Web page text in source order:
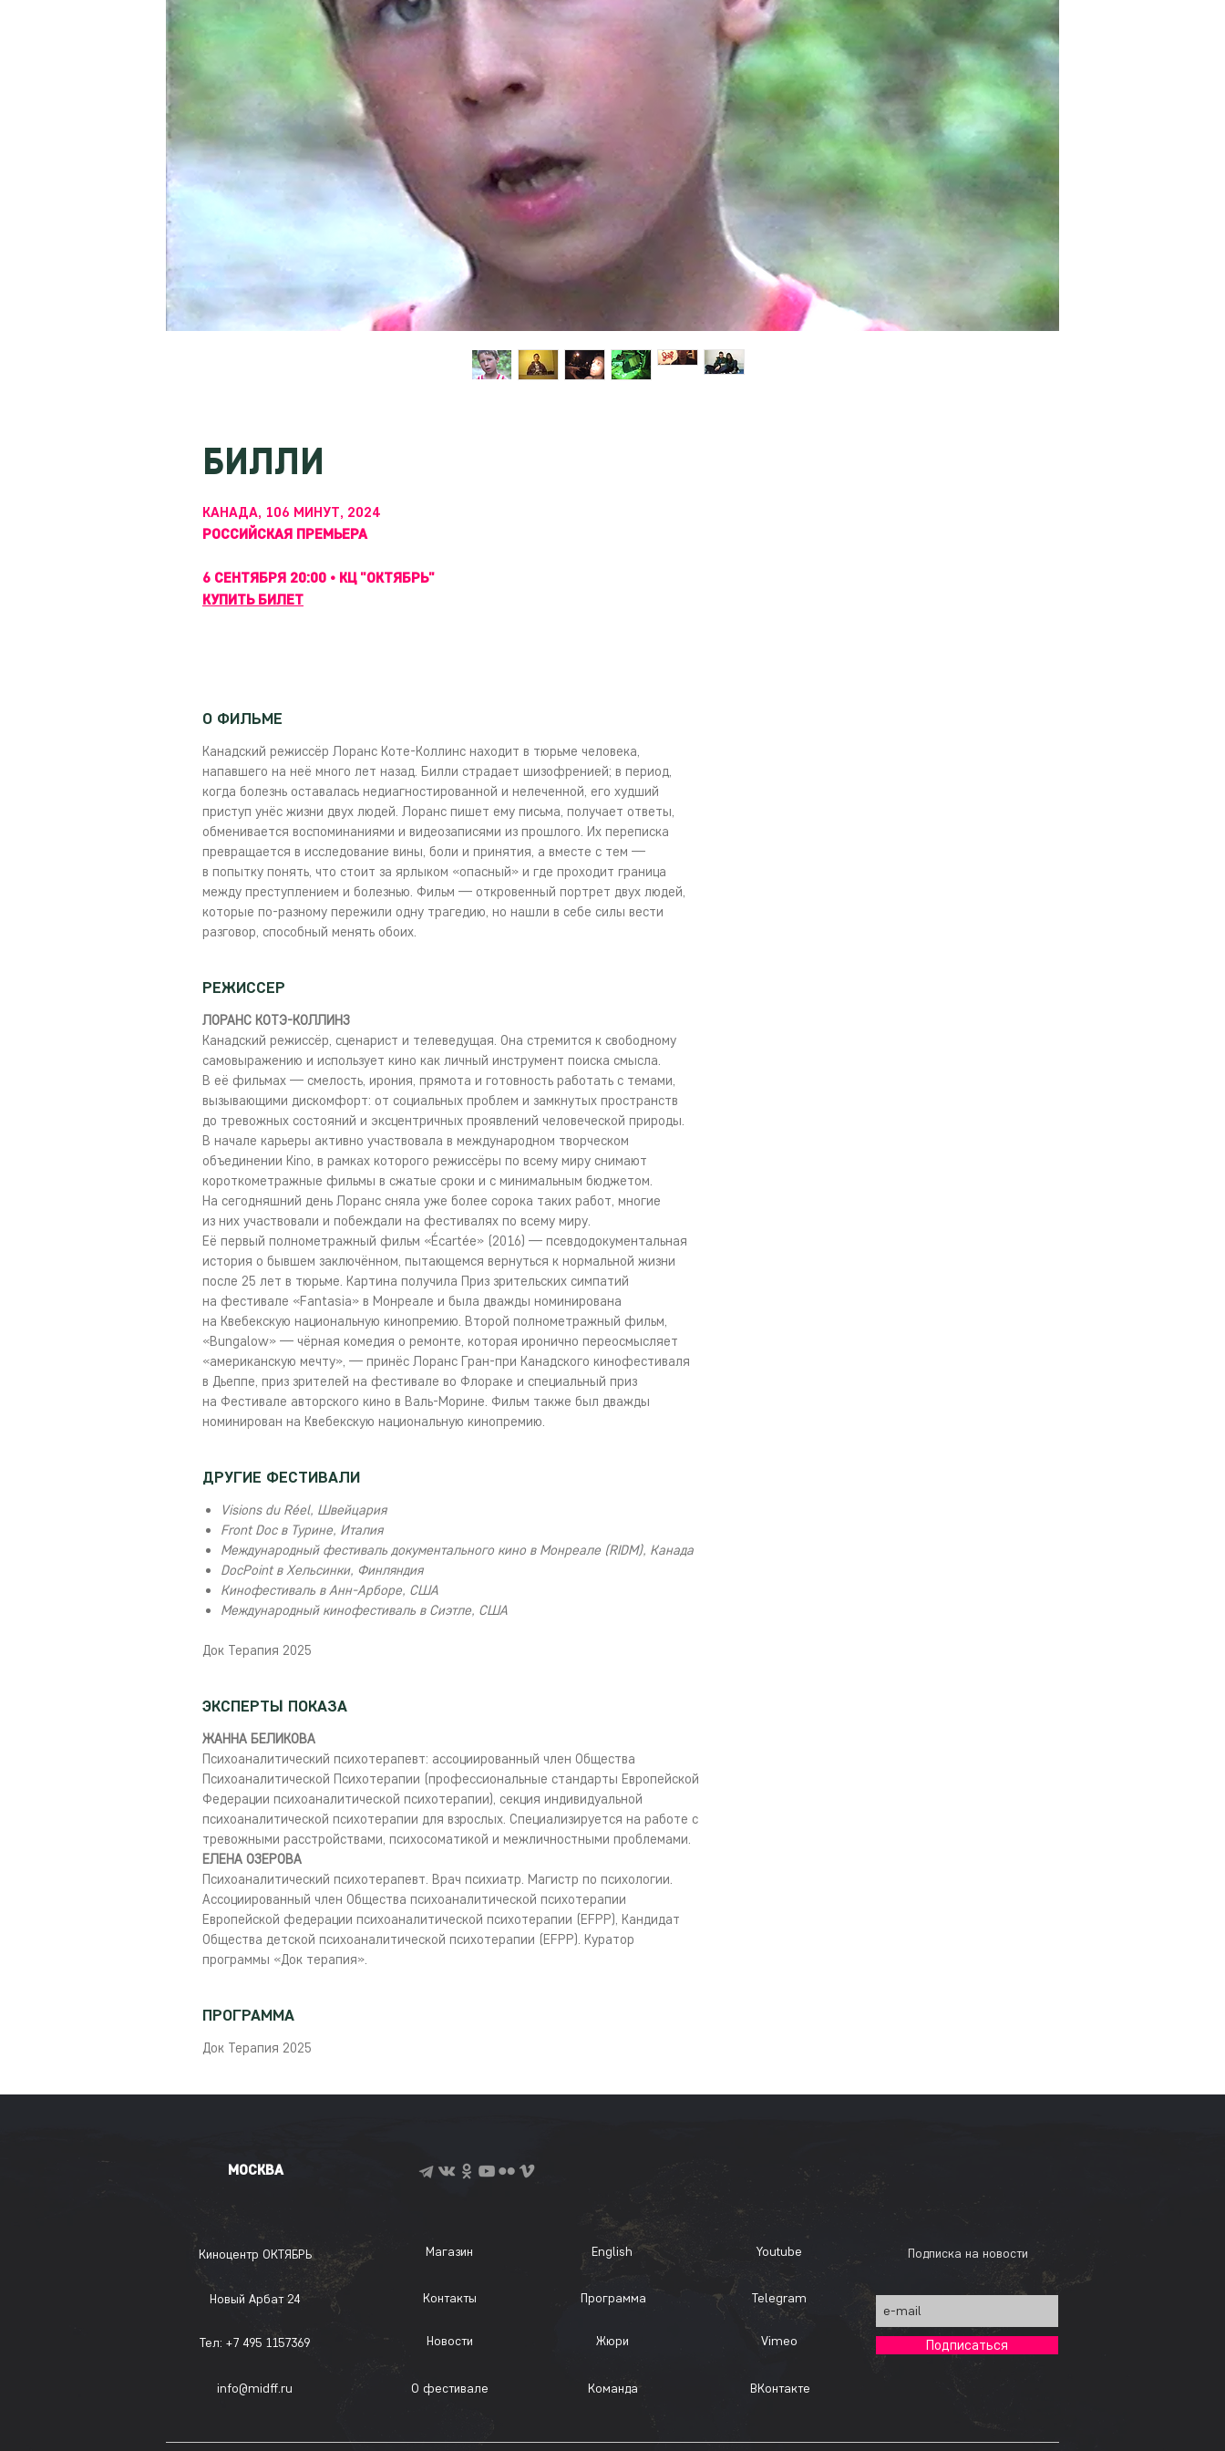
БИЛЛИ
КАНАДА, 106 МИНУТ, 2024
РОССИЙСКАЯ ПРЕМЬЕРА
6 СЕНТЯБРЯ 20:00 • КЦ "ОКТЯБРЬ"
КУПИТЬ БИЛЕТ
О ФИЛЬМЕ
Канадский режиссёр Лоранс Коте-Коллинс находит в тюрьме человека,
напавшего на неё много лет назад. Билли страдает шизофренией; в период,
когда болезнь оставалась недиагностированной и нелеченной, его худший
приступ унёс жизни двух людей. Лоранс пишет ему письма, получает ответы,
обменивается воспоминаниями и видеозаписями из прошлого. Их переписка
превращается в исследование вины, боли и принятия, а вместе с тем —
в попытку понять, что стоит за ярлыком «опасный» и где проходит граница
между преступлением и болезнью. Фильм — откровенный портрет двух людей,
которые по-разному пережили одну трагедию, но нашли в себе силы вести
разговор, способный менять обоих.
РЕЖИССЕР
ЛОРАНС КОТЭ-КОЛЛИНЗ
Канадский режиссёр, сценарист и телеведущая. Она стремится к свободному
самовыражению и использует кино как личный инструмент поиска смысла.
В её фильмах — смелость, ирония, прямота и готовность работать с темами,
вызывающими дискомфорт: от социальных проблем и замкнутых пространств
до тревожных состояний и эксцентричных проявлений человеческой природы.
В начале карьеры активно участвовала в международном творческом
объединении Kino, в рамках которого режиссёры по всему миру снимают
короткометражные фильмы в сжатые сроки и с минимальным бюджетом.
На сегодняшний день Лоранс сняла уже более сорока таких работ, многие
из них участвовали и побеждали на фестивалях по всему миру.
Её первый полнометражный фильм «Écartée» (2016) — псевдодокументальная
история о бывшем заключённом, пытающемся вернуться к нормальной жизни
после 25 лет в тюрьме. Картина получила Приз зрительских симпатий
на фестивале «Fantasia» в Монреале и была дважды номинирована
на Квебекскую национальную кинопремию. Второй полнометражный фильм,
«Bungalow» — чёрная комедия о ремонте, которая иронично переосмысляет
«американскую мечту», — принёс Лоранс Гран-при Канадского кинофестиваля
в Дьеппе, приз зрителей на фестивале во Флораке и специальный приз
на Фестивале авторского кино в Валь-Морине. Фильм также был дважды
номинирован на Квебекскую национальную кинопремию.
ДРУГИЕ ФЕСТИВАЛИ
Visions du Réel, Швейцария
Front Doc в Турине, Италия
Международный фестиваль документального кино в Монреале (RIDM), Канада
DocPoint в Хельсинки, Финляндия
Кинофестиваль в Анн-Арборе, США
Международный кинофестиваль в Сиэтле, США
Док Терапия 2025
ЭКСПЕРТЫ ПОКАЗА
ЖАННА БЕЛИКОВА
Психоаналитический психотерапевт: ассоциированный член Общества
Психоаналитической Психотерапии (профессиональные стандарты Европейской
Федерации психоаналитической психотерапии), секция индивидуальной
психоаналитической психотерапии для взрослых. Специализируется на работе с
тревожными расстройствами, психосоматикой и межличностными проблемами.
ЕЛЕНА ОЗЕРОВА
Психоаналитический психотерапевт. Врач психиатр. Магистр по психологии.
Ассоциированный член Общества психоаналитической психотерапии
Европейской федерации психоаналитической психотерапии (EFPP), Кандидат
Общества детской психоаналитической психотерапии (EFPP). Куратор
программы «Док терапия».
ПРОГРАММА
Док Терапия 2025
МОСКВА
Киноцентр ОКТЯБРЬ
Новый Арбат 24
Тел: +7 495 1157369
info@midff.ru
Магазин English
Контакты
Новости
Программа
Жюри
О фестивале Команда
Youtube
Telegram
Vimeo
ВКонтакте
Подписка на новости
Подписаться